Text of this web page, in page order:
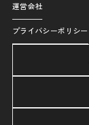
運営会社
プライバシーポリシー